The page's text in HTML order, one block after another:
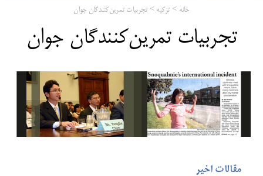
خانه > تزکیه > تجربیات تمرین‌کنندگان جوان
تجربیات تمرین‌کنندگان جوان
مقالات اخیر